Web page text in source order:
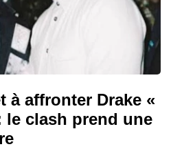
à affronter Drake «
le clash prend une